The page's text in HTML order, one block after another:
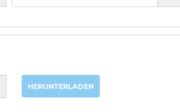
HERUNTERLADEN